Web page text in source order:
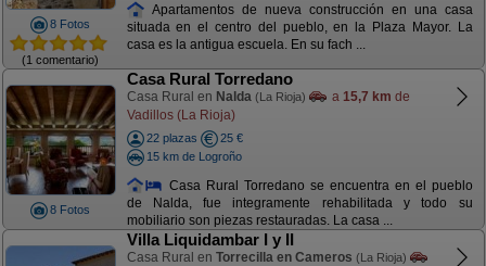
8 Fotos
(1 comentario)
Apartamentos de nueva construcción en una casa
situada en el centro del pueblo, en la Plaza Mayor. La
casa es la antigua escuela. En su fach ...
8 Fotos
Casa Rural Torredano
Casa Rural en Nalda (La Rioja) a 15,7 km de
Vadillos (La Rioja)
22 plazas
25 €
15 km de Logroño
Casa Rural Torredano se encuentra en el pueblo
de Nalda, fue integramente rehabilitada y todo su
mobiliario son piezas restauradas. La casa ...
Villa Liquidambar I y II
Casa Rural en Torrecilla en Cameros (La Rioja)